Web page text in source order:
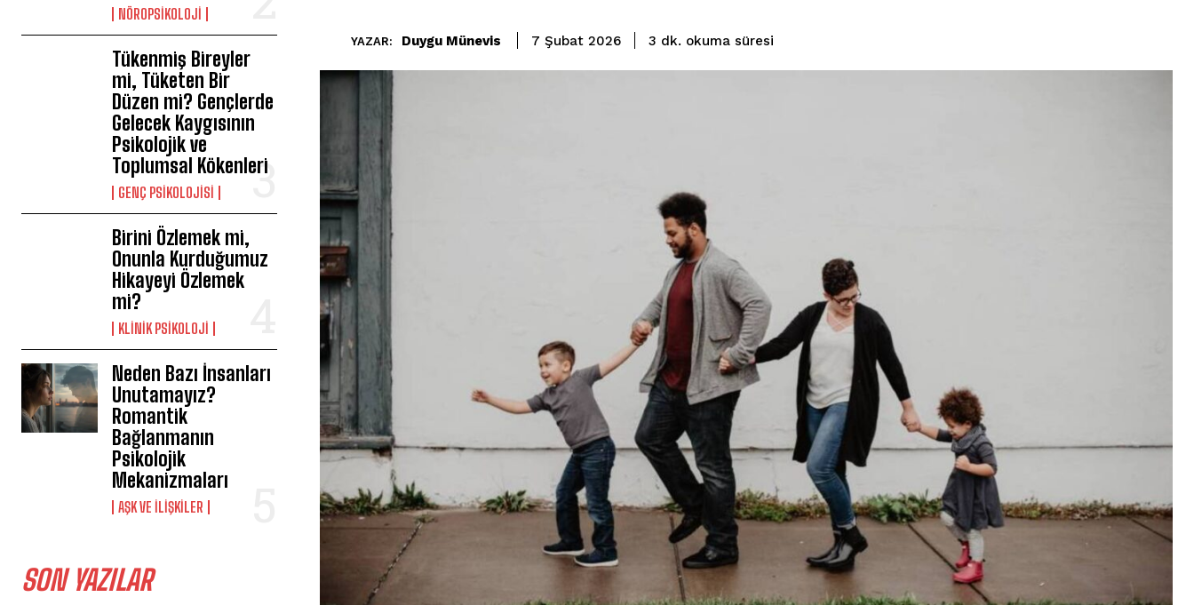
NÖROPSIKOLOJI
Tükenmiş Bireyler
mi, Tüketen Bir
Düzen mi? Gençlerde
Gelecek Kaygısının
Psikolojik ve
Toplumsal Kökenleri
GENÇ PSIKOLOJISI
Birini Özlemek mi,
Onunla Kurduğumuz
Hikayeyi Özlemek
mi?
KLINIK PSIKOLOJI
Neden Bazı İnsanları
Unutamayız?
Romantik
Bağlanmanın
Psikolojik
Mekanizmaları
AŞK VE İLIŞKILER
SON YAZILAR
YAZAR: Duygu Münevis 7 Şubat 2026 3 dk. okuma süresi